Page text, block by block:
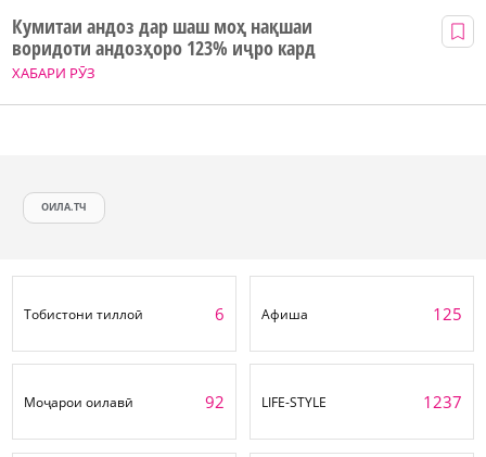
ХАБАРИ РӮЗ
Кумитаи андоз дар шаш моҳ нақшаи
воридоти андозҳоро 123% иҷро кард
ОИЛА.ТЧ
Тобистони тиллоӣ 6 Афиша 125
Моҷарои оилавӣ 92 LIFE-STYLE 1237